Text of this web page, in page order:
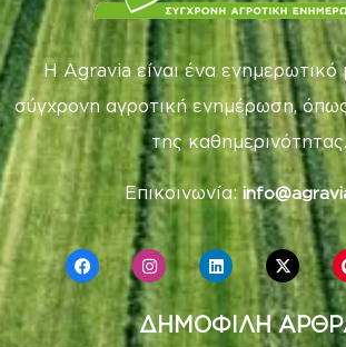
Η Agravia είναι ένα ενημερωτικό
σύγχρονη αγροτική ενημέρωση,
της καθημερινότητας.
Επικοινωνία:
ΔΗΜΟΦΙΛΗ